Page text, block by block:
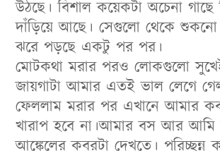
উঠছে। বিশাল কয়েকটা অচেনা গাছে
দাঁড়িয়ে আছে। সেগুলো থেকে শুকনো
ঝরে পড়ছে একটু পর পর।
মোটকথা মরার পরও লোকগুলো
জায়গাটা আমার এতই ভাল লেগে
ফেললাম মরার পর এখানে আমার
খারাপ হবে না।আমার বস আর আমি
আঙ্কেলের কবরটা দেখতে।